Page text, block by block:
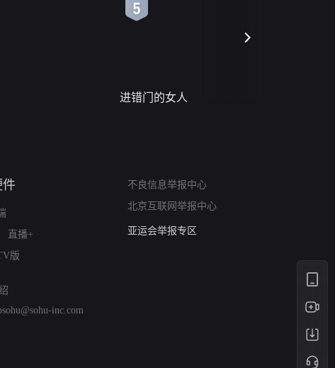
进错门的女人
件
直播+
版
不良信息举报中心
北京互联网举报中心
算法推荐专项举报
亚运会举报专区
inc.com